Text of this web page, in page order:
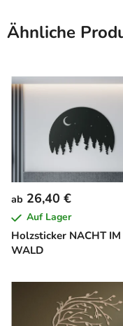
Ähnliche
Holzsticker NACHT IM
WALD
ab 26,40 €
Auf Lager